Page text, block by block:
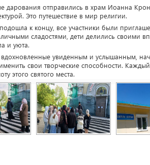
дарования отправились в храм Иоанна
Это путешествие в мир религии.
подошла к концу, все участники были
сладостями, дети делились своими
и уюта.
вдохновленные увиденным и услышанным,
свои творческие способности.
этого святого места.